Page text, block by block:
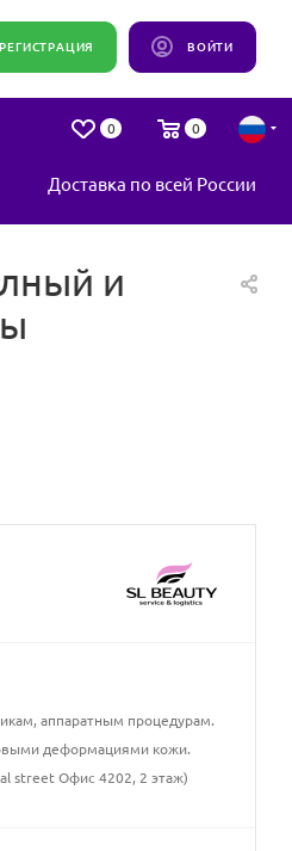
ВОЙТИ
РЕГИСТРАЦИЯ
0 0
Доставка по всей России
и
аппаратным процедурам.
деформациями кожи.
street Офис 4202, 2 этаж)